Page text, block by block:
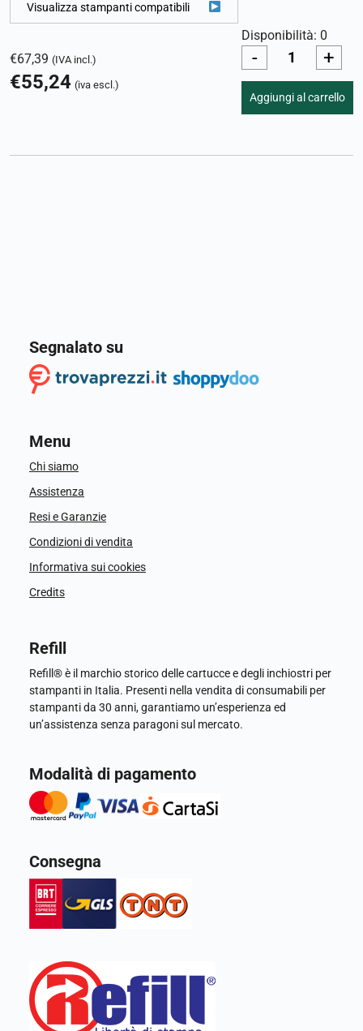
Visualizza stampanti compatibili
€67,39 (IVA incl.)
€55,24 (iva escl.)
Disponibilità: 0
- +
Aggiungi al carrello
Segnalato su
Menu
Chi siamo
Assistenza
Resi e Garanzie
Condizioni di vendita
Informativa sui cookies
Credits
Refill
Refill® è il marchio storico delle cartucce e degli inchiostri per
stampanti in Italia. Presenti nella vendita di consumabili per
stampanti da 30 anni, garantiamo un’esperienza ed
un’assistenza senza paragoni sul mercato.
Modalità di pagamento
Consegna